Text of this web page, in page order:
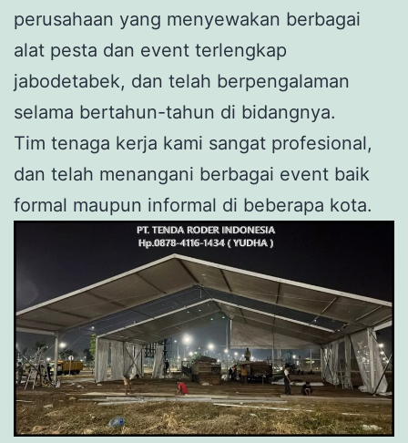
perusahaan yang menyewakan berbagai
alat pesta dan event terlengkap
jabodetabek, dan telah berpengalaman
selama bertahun-tahun di bidangnya.
Tim tenaga kerja kami sangat profesional,
dan telah menangani berbagai event baik
formal maupun informal di beberapa kota.